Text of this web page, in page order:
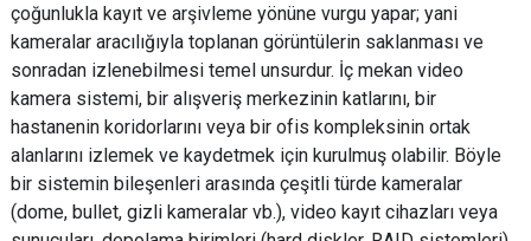
çoğunlukla kayıt ve arşivleme yönüne vurgu yapar; yani
kameralar aracılığıyla toplanan görüntülerin saklanması ve
sonradan izlenebilmesi temel unsurdur. İç mekan video
kamera sistemi, bir alışveriş merkezinin katlarını, bir
hastanenin koridorlarını veya bir ofis kompleksinin ortak
alanlarını izlemek ve kaydetmek için kurulmuş olabilir. Böyle
bir sistemin bileşenleri arasında çeşitli türde kameralar
(dome, bullet, gizli kameralar vb.), video kayıt cihazları veya